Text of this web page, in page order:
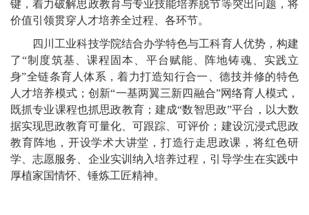
键，着力破解思政教育与专业技能培养脱节等突出问题，将
价值引领贯穿人才培养全过程、各环节。
四川工业科技学院结合办学特色与工科育人优势，构建
了“制度筑基、课程固本、平台赋能、阵地铸魂、实践立
身”全链条育人体系，着力打造知行合一、德技并修的特色
人才培养模式；创新“一基两翼三新四融合”网络育人模式，
既抓专业课程也抓思政教育；建成“数智思政”平台，以大数
据实现思政教育可量化、可跟踪、可评价；建设沉浸式思政
教育阵地，开设学术大讲堂，打造行走思政课，将红色研
学、志愿服务、企业实训纳入培养过程，引导学生在实践中
厚植家国情怀、锤炼工匠精神。